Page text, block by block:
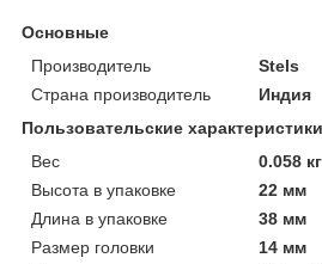
Основные
Производитель
Stels
Страна производитель
Индия
Пользовательские характеристики
Вес
0.058 кг
Высота в упаковке
22 мм
Длина в упаковке
38 мм
Размер головки
14 мм